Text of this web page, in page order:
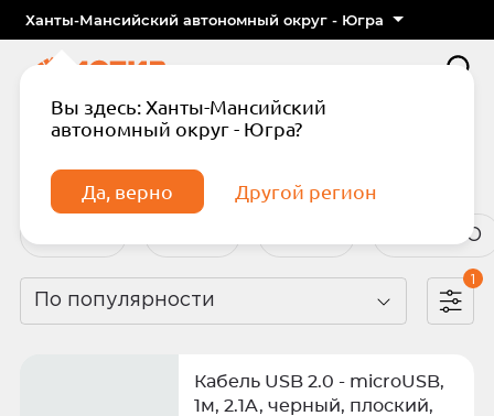
Ханты-Мансийский автономный округ - Югра
Вы здесь: Ханты-Мансийский
автономный округ - Югра?
Да, верно Другой регион
Главная Каталог Аксессуары
Аксессуары
BoraSCO
По популярности
1
Кабель USB 2.0 - microUSB,
1м, 2.1A, черный, плоский,
Отправить код по СМС